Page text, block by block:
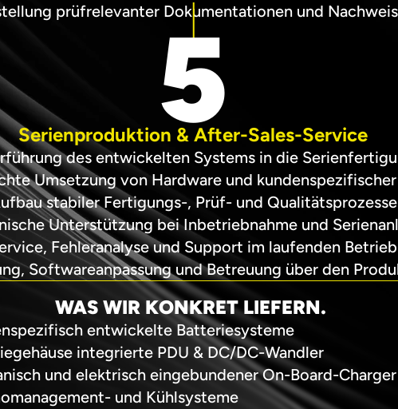
WAS WIR KONKRET LIEFERN.
entwickelte Batteriesysteme
integrierte PDU & DC/DC-Wandler
und elektrisch eingebundener On-Board-Charger
und Kühlsysteme
prüfrelevanter Dokumentationen und
5
Serienproduktion & After-Sales-Service
des entwickelten Systems in die
Umsetzung von Hardware und
stabiler Fertigungs-, Prüf- und Qualitätsprozesse
Unterstützung bei Inbetriebnahme und
Fehleranalyse und Support im laufenden Betrieb
Softwareanpassung und Betreuung über den